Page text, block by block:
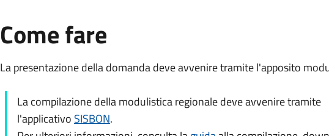
Come fare
La presentazione della domanda deve avvenire tramite l'apposito
La compilazione della modulistica regionale deve avvenire tramite
l'applicativo SISBON.